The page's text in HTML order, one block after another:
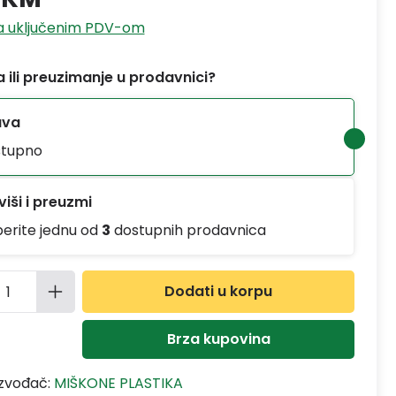
uključenim PDV-om
ili preuzimanje u prodavnici?
i preuzmi
jednu od 3 dostupnih prodavnica
proizvoda: Unesite željenu
Dodati u korpu
Brza kupovina
MIŠKONE PLASTIKA